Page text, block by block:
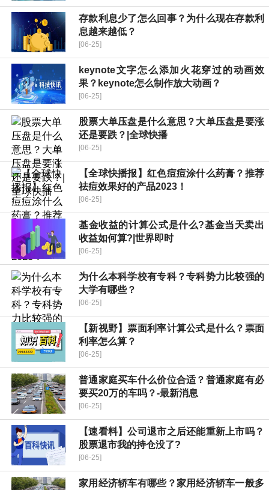
存款利息少了怎么回事？为什么现在存款利
息越来越低？
[06-25]
keynote文字怎么添加火花穿过的动画效
果？keynote怎么制作放大动画？
[06-25]
股票大单压盘是什么意思？大单压盘是要涨
还是要跌？|全球快播
[06-25]
【全球快播报】红色痘痘涂什么药膏？推荐
祛痘效果好的产品2023！
[06-25]
基金收益的计算公式是什么?基金当天卖出
收益如何算?|世界即时
[06-25]
为什么本科学校有专科？专科势力比较强的
大学有哪些？
[06-25]
【新视野】票面利率计算公式是什么？票面
利率怎么算？
[06-25]
普通家庭买车什么价位合适？普通家庭有必
要买20万的车吗？-最新消息
[06-25]
【速看料】公司退市之后还能重新上市吗？
股票退市我的持仓没了?
[06-25]
家用经济轿车有哪些？家用经济轿车一般多